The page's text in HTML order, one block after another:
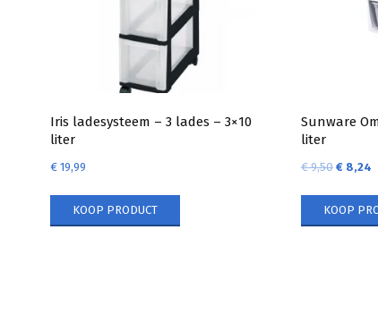
Iris ladesysteem – 3 lades – 3×10
liter
€ 19,99
KOOP PRODUCT
Sunware
liter
€9,50 €8,24
KOOP